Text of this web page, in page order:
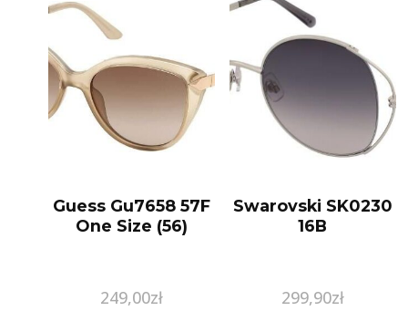
Guess Gu7658 57F
One Size (56)
249,00zł
Swarovski SK0230
16B
299,90zł